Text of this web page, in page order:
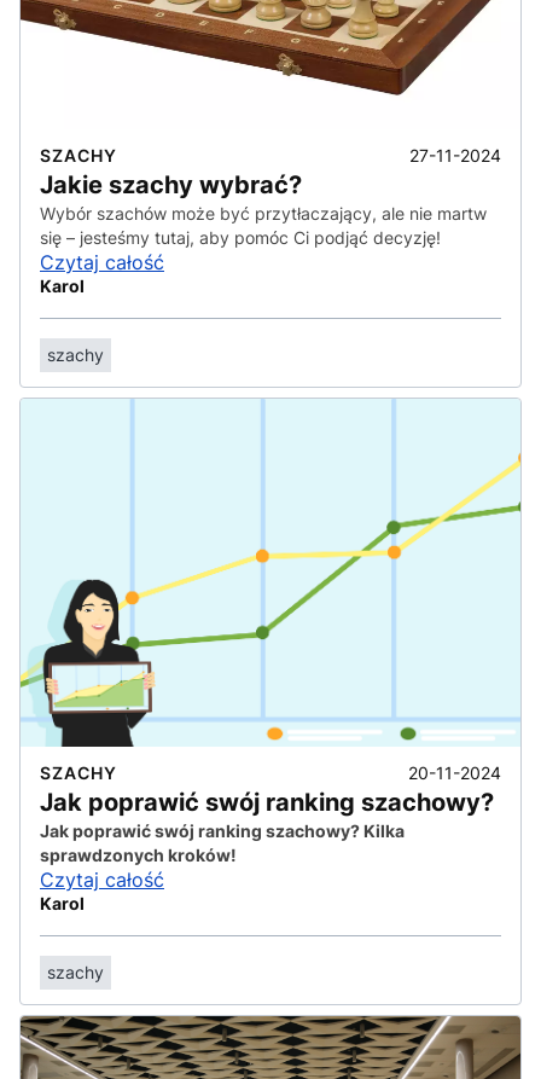
SZACHY 27-11-2024
Jakie szachy wybrać?
Wybór szachów może być przytłaczający, ale nie martw
się – jesteśmy tutaj, aby pomóc Ci podjąć decyzję!
Czytaj całość
Karol
szachy
SZACHY 20-11-2024
Jak poprawić swój ranking szachowy?
Jak poprawić swój ranking szachowy? Kilka
sprawdzonych kroków!
Czytaj całość
Karol
szachy